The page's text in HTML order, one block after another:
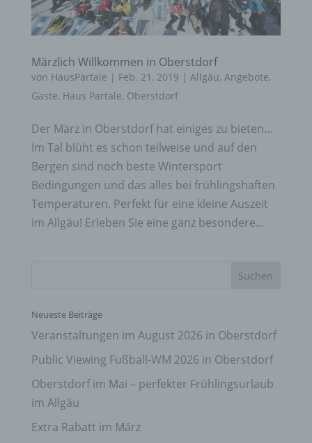
Märzlich Willkommen in Oberstdorf
von HausPartale | Feb. 21, 2019 | Allgäu, Angebote,
Gäste, Haus Partale, Oberstdorf
Der März in Oberstdorf hat einiges zu bieten…
Im Tal blüht es schon teilweise und auf den
Bergen sind noch beste Wintersport
Bedingungen und das alles bei frühlingshaften
Temperaturen. Perfekt für eine kleine Auszeit
im Allgäu! Erleben Sie eine ganz besondere...
Neueste Beiträge
Veranstaltungen im August 2026 in Oberstdorf
Public Viewing Fußball-WM 2026 in Oberstdorf
Oberstdorf im Mai – perfekter Frühlingsurlaub
im Allgäu
Extra Rabatt im März